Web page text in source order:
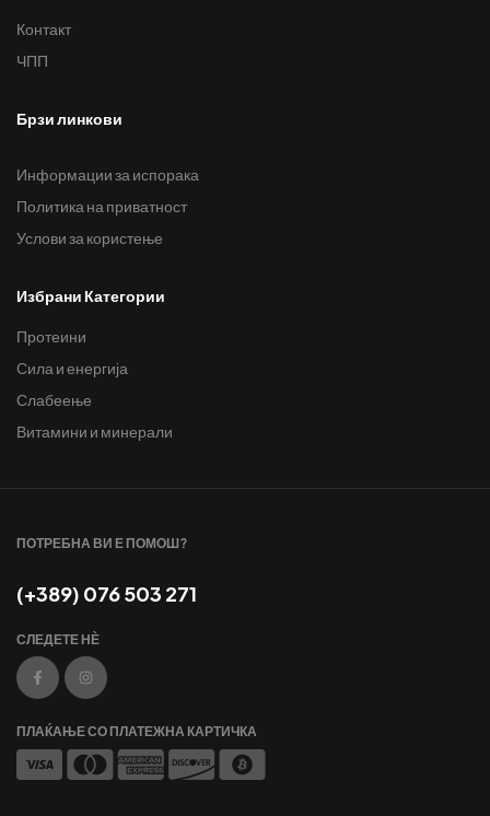
Контакт
ЧПП
Брзи линкови
Информации за испорака
Политика на приватност
Услови за користење
Избрани Категории
Протеини
Сила и енергија
Слабеење
Витамини и минерали
ПОТРЕБНА ВИ Е ПОМОШ?
(+389) 076 503 271
СЛЕДЕТЕ НЀ
ПЛАЌАЊЕ СО ПЛАТЕЖНА КАРТИЧКА